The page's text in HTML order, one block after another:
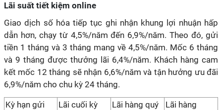
Lãi suất tiết kiệm online
Giao dịch số hóa tiếp tục ghi nhận khung lợi nhuận hấp
dẫn hơn, chạy từ 4,5%/năm đến 6,9%/năm. Theo đó, gửi
tiền 1 tháng và 3 tháng mang về 4,5%/năm. Mốc 6 tháng
và 9 tháng được thưởng lãi 6,4%/năm. Khách hàng cam
kết mốc 12 tháng sẽ nhận 6,6%/năm và tận hưởng ưu đãi
6,9%/năm cho chu kỳ 24 tháng.
Kỳ hạn gửi
Lãi cuối kỳ
Lãi hàng quý
Lãi hàng